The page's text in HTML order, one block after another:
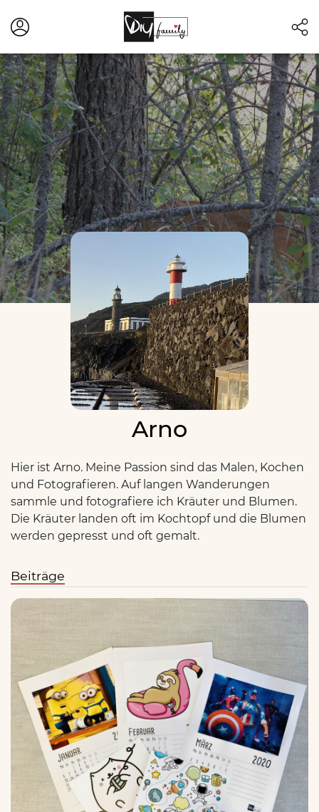
Arno
Hier ist Arno. Meine Passion sind das Malen, Kochen
und Fotografieren. Auf langen Wanderungen
sammle und fotografiere ich Kräuter und Blumen.
Die Kräuter landen oft im Kochtopf und die Blumen
werden gepresst und oft gemalt.
Beiträge